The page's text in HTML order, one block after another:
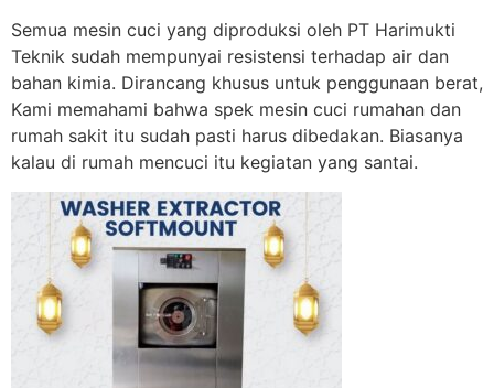
Semua mesin cuci yang diproduksi oleh PT Harimukti
Teknik sudah mempunyai resistensi terhadap air dan
bahan kimia. Dirancang khusus untuk penggunaan berat,
Kami memahami bahwa spek mesin cuci rumahan dan
rumah sakit itu sudah pasti harus dibedakan. Biasanya
kalau di rumah mencuci itu kegiatan yang santai.